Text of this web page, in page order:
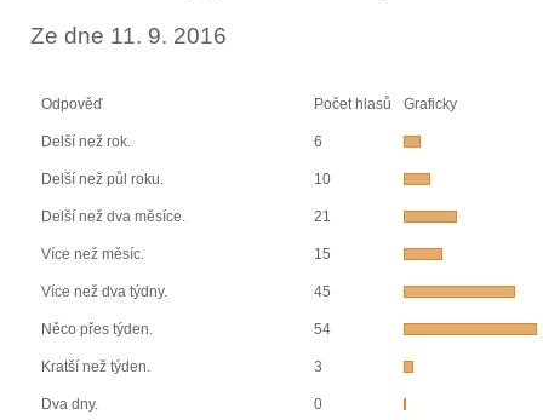
Ze dne 11. 9. 2016
Odpověď Počet hlasů Graficky
Delší než rok. 6
Delší než půl roku. 10
Delší než dva měsíce. 21
Více než měsíc. 15
Více než dva týdny. 45
Něco přes týden. 54
Kratší než týden. 3
Dva dny. 0